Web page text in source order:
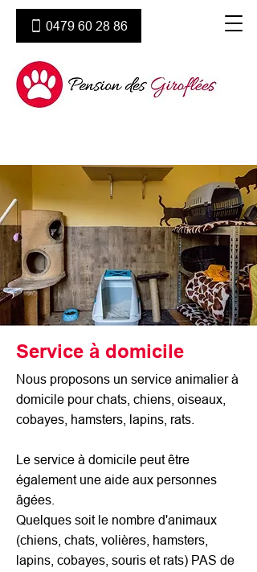
0479 60 28 86
Service à domicile
Nous proposons un service animalier à
domicile pour chats, chiens, oiseaux,
cobayes, hamsters, lapins, rats.
Le service à domicile peut être
également une aide aux personnes
âgées.
Quelques soit le nombre d'animaux
(chiens, chats, volières, hamsters,
lapins, cobayes, souris et rats) PAS de